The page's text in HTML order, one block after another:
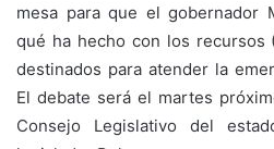
mesa para que el gobernador
qué ha hecho con los recursos
destinados para atender la
El debate será el martes
Consejo Legislativo del